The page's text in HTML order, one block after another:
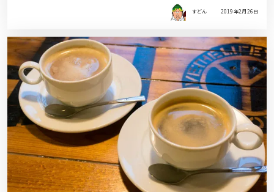
すどん 2019年2月26日